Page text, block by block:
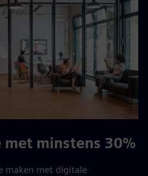
met minstens 30%
maken met digitale